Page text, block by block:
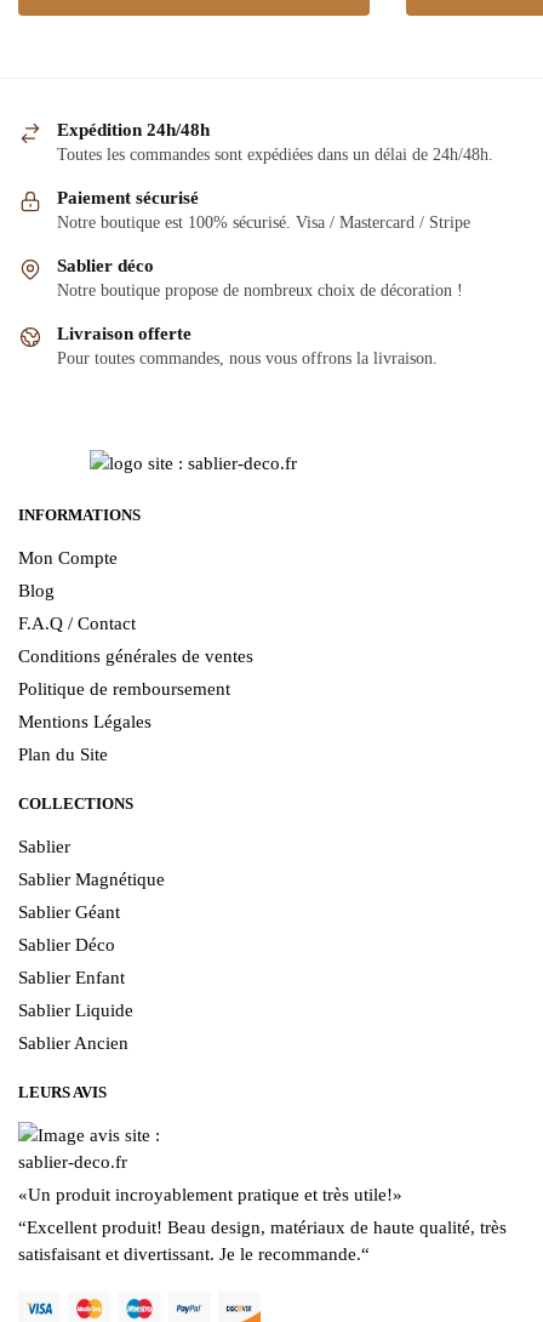
Expédition 24h/48h
Toutes les commandes sont expédiées dans un délai de 24h/48h.
Paiement sécurisé
Notre boutique est 100% sécurisé. Visa / Mastercard / Stripe
Sablier déco
Notre boutique propose de nombreux choix de décoration !
Livraison offerte
Pour toutes commandes, nous vous offrons la livraison.
INFORMATIONS
Mon Compte
Blog
F.A.Q / Contact
Conditions générales de ventes
Politique de remboursement
Mentions Légales
Plan du Site
COLLECTIONS
Sablier
Sablier Magnétique
Sablier Géant
Sablier Déco
Sablier Enfant
Sablier Liquide
Sablier Ancien
LEURS AVIS
«Un produit incroyablement pratique et très utile!»
“Excellent produit! Beau design, matériaux de haute qualité, très
satisfaisant et divertissant. Je le recommande.“